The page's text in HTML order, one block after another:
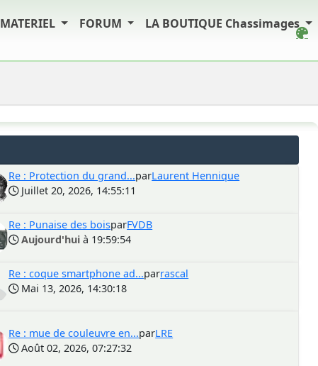
MATERIEL FORUM LA BOUTIQUE Chassimages
Re : Protection du grand...parLaurent Hennique
Juillet 20, 2026, 14:55:11
Re : Punaise des boisparFVDB
Aujourd'hui à 19:59:54
Re : coque smartphone ad...parrascal
Mai 13, 2026, 14:30:18
Re : mue de couleuvre en...parLRE
Août 02, 2026, 07:27:32